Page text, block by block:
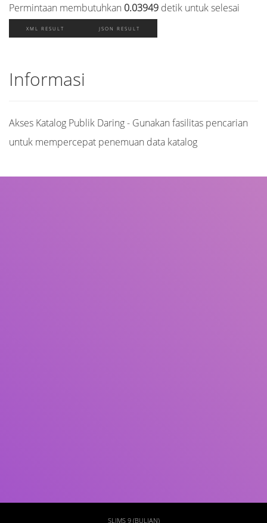
Permintaan membutuhkan 0.03949 detik untuk selesai
XML RESULT JSON RESULT
Informasi
Akses Katalog Publik Daring - Gunakan fasilitas pencarian
untuk mempercepat penemuan data katalog
SLIMS 9 (BULIAN)